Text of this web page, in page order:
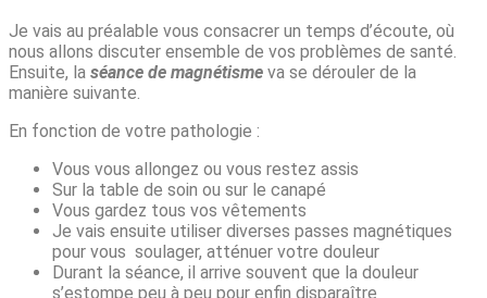
Je vais au préalable vous consacrer un temps d’écoute, où
nous allons discuter ensemble de vos problèmes de santé.
Ensuite, la séance de magnétisme va se dérouler de la
manière suivante.
En fonction de votre pathologie :
Vous vous allongez ou vous restez assis
Sur la table de soin ou sur le canapé
Vous gardez tous vos vêtements
Je vais ensuite utiliser diverses passes magnétiques
pour vous soulager, atténuer votre douleur
Durant la séance, il arrive souvent que la douleur
s’estompe peu à peu pour enfin disparaître